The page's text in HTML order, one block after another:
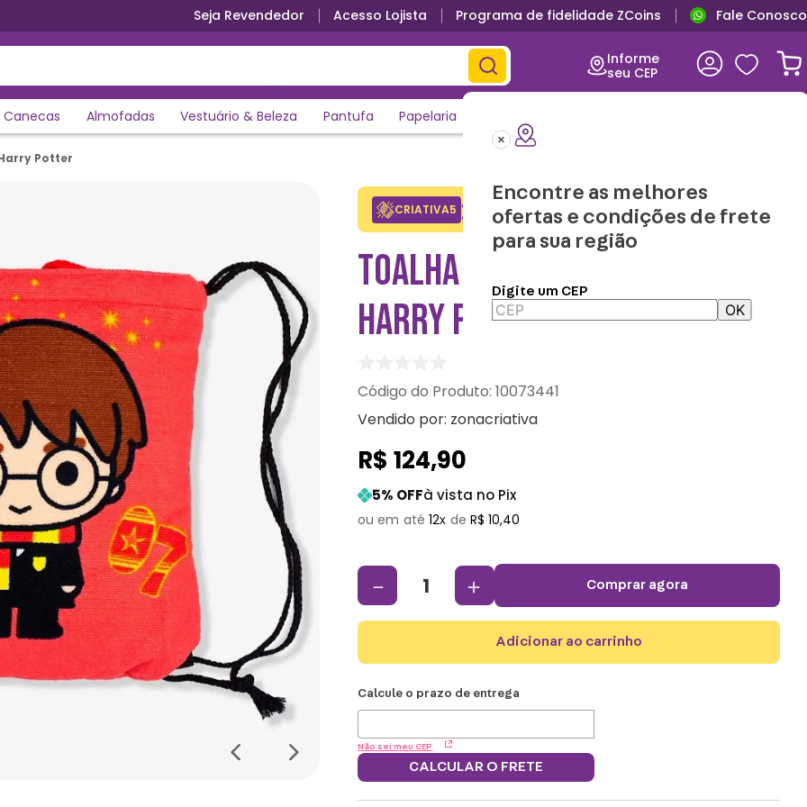
Seja Revendedor Acesso Lojista Programa de fidelidade ZCoins Fale Conosco
Informe
seu CEP
Encontre as melhores
ofertas e condições de frete
para sua região
Digite um CEP
OK
Canecas Almofadas Vestuário & Beleza Pantufa Papelaria
Potter
CRIATIVA5 Adicione o cupom no carrinho e
ganhe desconto na 1a compra.
Copiar
TOALHA DE PRAIA 2 EM 1
HARRY POTTER
:10073441
Vendido por: zonacriativa
R$ 124,90
5% OFFà vista no Pix
12 R$ 10,40
＋
－ comprar agora
adicionar ao carrinho
Não sei meu CEP
CALCULAR O FRETE